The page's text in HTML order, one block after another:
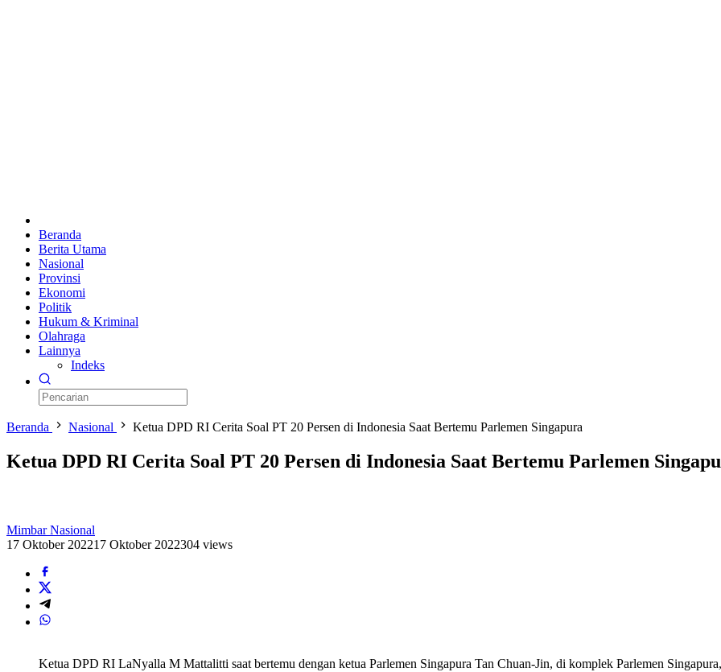
Beranda
Berita Utama
Nasional
Provinsi
Ekonomi
Politik
Hukum & Kriminal
Olahraga
Lainnya
Indeks
Beranda Nasional Ketua DPD RI Cerita Soal PT 20 Persen di Indonesia Saat Bertemu Parlemen Singapura
Ketua DPD RI Cerita Soal PT 20 Persen di Indonesia Saat Bertemu Parlemen
Mimbar Nasional
17 Oktober 202217 Oktober 2022304 views
Ketua DPD RI LaNyalla M Mattalitti saat bertemu dengan ketua Parlemen Singapura Tan Chuan-Jin, di komplek Parlemen